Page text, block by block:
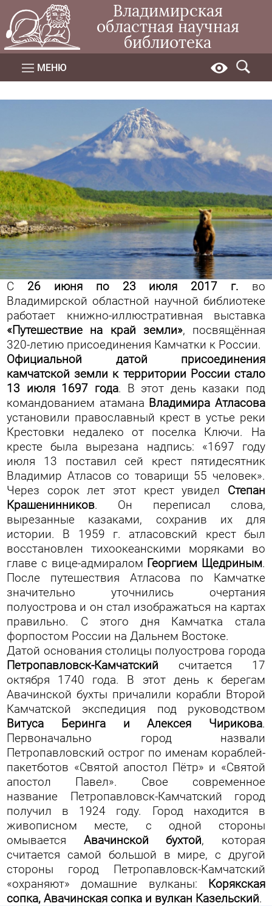
Владимирская
областная научная
библиотека
МЕНЮ
С 26 июня по 23 июля 2017 г. во
Владимирской областной научной библиотеке
работает книжно-иллюстративная выставка
«Путешествие на край земли», посвящённая
320-летию присоединения Камчатки к России.
Официальной датой присоединения
камчатской земли к территории России стало
13 июля 1697 года. В этот день казаки под
командованием атамана Владимира Атласова
установили православный крест в устье реки
Крестовки недалеко от поселка Ключи. На
кресте была вырезана надпись: «1697 году
июля 13 поставил сей крест пятидесятник
Владимир Атласов со товарищи 55 человек».
Через сорок лет этот крест увидел Степан
Крашенинников. Он переписал слова,
вырезанные казаками, сохранив их для
истории. В 1959 г. атласовский крест был
восстановлен тихоокеанскими моряками во
главе с вице-адмиралом Георгием Щедриным.
После путешествия Атласова по Камчатке
значительно уточнились очертания
полуострова и он стал изображаться на картах
правильно. С этого дня Камчатка стала
форпостом России на Дальнем Востоке.
Датой основания столицы полуострова города
Петропавловск-Камчатский считается 17
октября 1740 года. В этот день к берегам
Авачинской бухты причалили корабли Второй
Камчатской экспедиция под руководством
Витуса Беринга и Алексея Чирикова.
Первоначально город назвали
Петропавловский острог по именам кораблей-
пакетботов «Святой апостол Пётр» и «Святой
апостол Павел». Свое современное
название
Петропавловск-Камчатский
город
получил в 1924 году. Город находится в
живописном месте, с одной стороны
омывается Авачинской бухтой, которая
считается самой большой в мире, с другой
стороны город Петропавловск-Камчатский
«охраняют» домашние вулканы:
Корякская
сопка, Авачинская сопка и вулкан Казельский.